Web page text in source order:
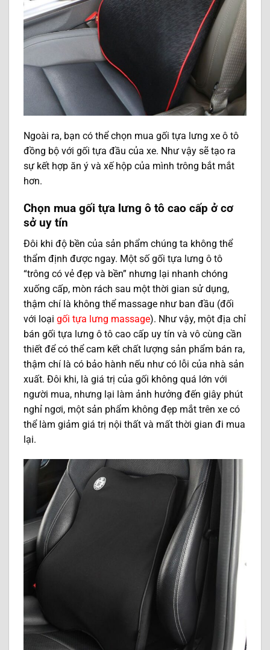
Ngoài ra, bạn có thể chọn mua gối tựa lưng xe ô tô
đồng bộ với gối tựa đầu của xe. Như vậy sẽ tạo ra
sự kết hợp ăn ý và xế hộp của mình trông bắt mắt
hơn.
Chọn mua gối tựa lưng ô tô cao cấp ở cơ
sở uy tín
Đôi khi độ bền của sản phẩm chúng ta không thể
thẩm định được ngay. Một số gối tựa lưng ô tô
“trông có vẻ đẹp và bền” nhưng lại nhanh chóng
xuống cấp, mòn rách sau một thời gian sử dụng,
thậm chí là không thể massage như ban đầu (đối
với loại gối tựa lưng massage). Như vậy, một địa chỉ
bán gối tựa lưng ô tô cao cấp uy tín và vô cùng cần
thiết để có thể cam kết chất lượng sản phẩm bán ra,
thậm chí là có bảo hành nếu như có lỗi của nhà sản
xuất. Đôi khi, là giá trị của gối không quá lớn với
người mua, nhưng lại làm ảnh hưởng đến giây phút
nghỉ ngơi, một sản phẩm không đẹp mắt trên xe có
thể làm giảm giá trị nội thất và mất thời gian đi mua
lại.